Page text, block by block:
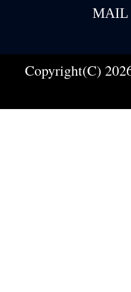
MAIL
Copyright(C)